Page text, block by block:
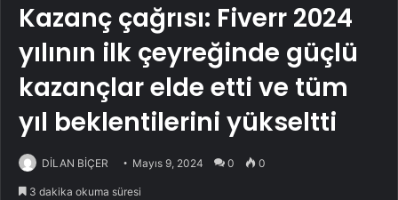
Kazanç çağrısı: Fiverr 2024
yılının ilk çeyreğinde güçlü
kazançlar elde etti ve tüm
yıl beklentilerini yükseltti
DİLAN BİÇER Mayıs 9, 2024 0 0
3 dakika okuma süresi